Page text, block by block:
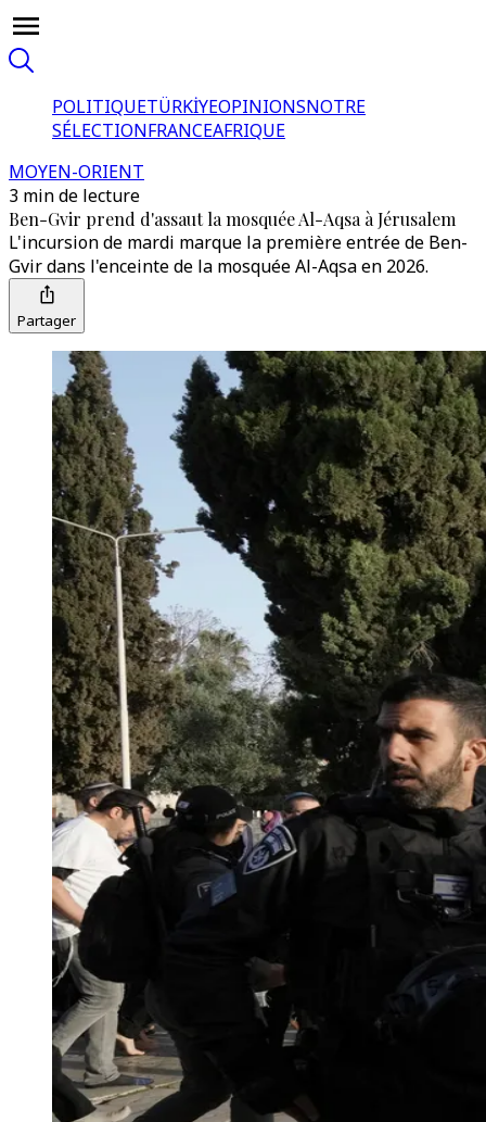
POLITIQUETÜRKİYEOPINIONSNOTRE
SÉLECTIONFRANCEAFRIQUE
MOYEN-ORIENT
3 min de lecture
Ben-Gvir prend d'assaut la mosquée Al-Aqsa à Jérusalem
L'incursion de mardi marque la première entrée de Ben-
Gvir dans l'enceinte de la mosquée Al-Aqsa en 2026.
Partager